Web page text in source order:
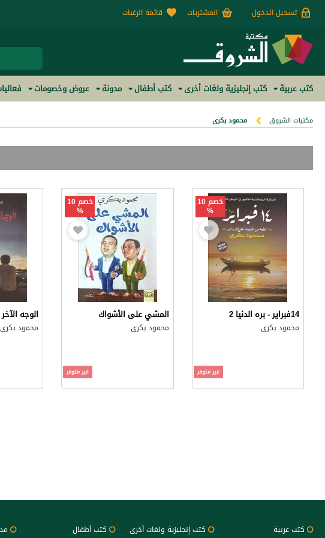
تسجيل الدخول المشتريات قائمة الرغبات
كتب عربية كتب إنجليزية ولغات أخرى كتب أطفال مدونة عروض وخصومات
مكتبات الشروق محمود بكرى
خصم 10
%
14فبراير - بره الدنيا 2
محمود بكرى
غير متوفر
خصم 10
%
المشي على الأشواك
محمود بكرى
غير متوفر
الوجه
محمود بكرى
كتب عربية كتب إنجليزية ولغات أخرى كتب أطفال